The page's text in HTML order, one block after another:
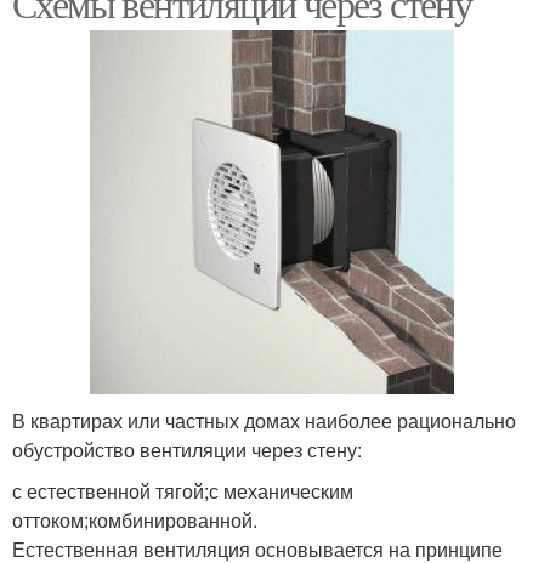
В квартирах или частных домах наиболее рационально
обустройство вентиляции через стену:
с естественной тягой;с механическим
оттоком;комбинированной.
Естественная вентиляция основывается на принципе